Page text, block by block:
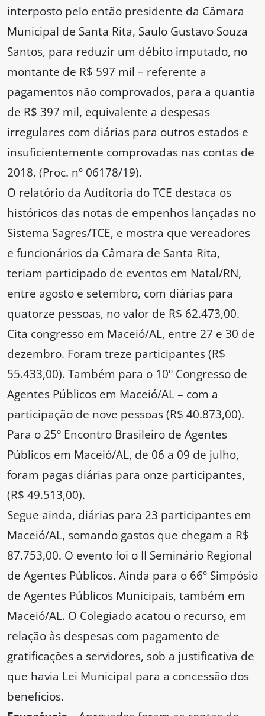
interposto pelo então presidente da Câmara
Municipal de Santa Rita, Saulo Gustavo Souza
Santos, para reduzir um débito imputado, no
montante de R$ 597 mil – referente a
pagamentos não comprovados, para a quantia
de R$ 397 mil, equivalente a despesas
irregulares com diárias para outros estados e
insuficientemente comprovadas nas contas de
2018. (Proc. nº 06178/19).
O relatório da Auditoria do TCE destaca os
históricos das notas de empenhos lançadas no
Sistema Sagres/TCE, e mostra que vereadores
e funcionários da Câmara de Santa Rita,
teriam participado de eventos em Natal/RN,
entre agosto e setembro, com diárias para
quatorze pessoas, no valor de R$ 62.473,00.
Cita congresso em Maceió/AL, entre 27 e 30 de
dezembro. Foram treze participantes (R$
55.433,00). Também para o 10º Congresso de
Agentes Públicos em Maceió/AL – com a
participação de nove pessoas (R$ 40.873,00).
Para o 25º Encontro Brasileiro de Agentes
Públicos em Maceió/AL, de 06 a 09 de julho,
foram pagas diárias para onze participantes,
(R$ 49.513,00).
Segue ainda, diárias para 23 participantes em
Maceió/AL, somando gastos que chegam a R$
87.753,00. O evento foi o II Seminário Regional
de Agentes Públicos. Ainda para o 66º Simpósio
de Agentes Públicos Municipais, também em
Maceió/AL. O Colegiado acatou o recurso, em
relação às despesas com pagamento de
gratificações a servidores, sob a justificativa de
que havia Lei Municipal para a concessão dos
benefícios.